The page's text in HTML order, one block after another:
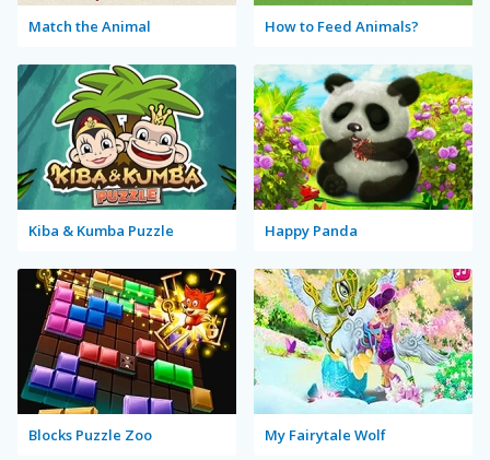
Match the Animal How to Feed Animals?
Kiba & Kumba Puzzle Happy Panda
Blocks Puzzle Zoo My Fairytale Wolf